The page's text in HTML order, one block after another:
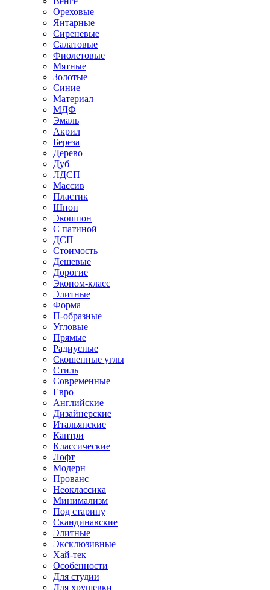
Ореховые
Янтарные
Сиреневые
Салатовые
Фиолетовые
Мятные
Золотые
Синие
Материал
МДФ
Эмаль
Акрил
Береза
Дерево
Дуб
ЛДСП
Массив
Пластик
Шпон
Экошпон
С патиной
ДСП
Стоимость
Дешевые
Дорогие
Эконом-класс
Элитные
Форма
П-образные
Угловые
Прямые
Радиусные
Скошенные углы
Стиль
Современные
Евро
Английские
Дизайнерские
Итальянские
Кантри
Классические
Лофт
Модерн
Прованс
Неоклассика
Минимализм
Под старину
Скандинавские
Элитные
Эксклюзивные
Хай-тек
Особенности
Для студии
Для хрущевки